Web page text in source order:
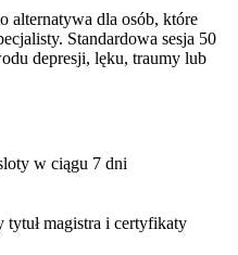
pracy, • stresu związanego ze
coming outu w rodzinie, •
pochwicy.
alternatywa dla osób, które
Standardowa sesja 50
depresji, lęku, traumy lub
w ciągu 7 dni
magistra i certyfikaty